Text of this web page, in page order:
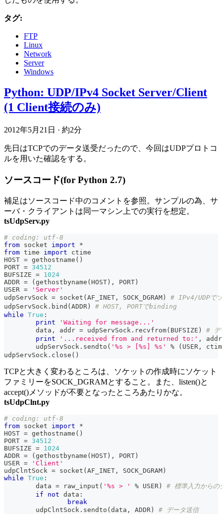
タグ:
FTP
Linux
Network
Server
Windows
Python: UDP/IPv4 Socket Server/Client
(1 Client接続のみ)
2012年5月21日 · 約2分
先日はTCPでのデータ送受だったので、今回はUDPプロトコ
ルを用いた確認をする。
ソースコード(for Python 2.7)
補足はソースコード中のコメントを参照。サンプルの為、サ
ーバ・クライアントは同一マシン上での実行を想定。
tsUdpServ.py
# coding: utf-8
from socket import
*
from time import ctime
HOST = gethostname ( )
PORT = 34512
BUFSIZE = 1024
ADDR = ( gethostbyname ( HOST ) , PORT )
USER =
'Server'
udpServSock = socket ( AF_INET , SOCK_DGRAM )
# IPv4/UDPで
udpServSock . bind ( ADDR )
# HOST, PORTでbinding
while True :
print
'Waiting for message...'
	data
, addr = udpServSock . recvfrom( BUFSIZE )
# デ
print
'...received from and returned to:' ,
addr
	udpServSock
. sendto ( '%s > [%s] %s' % ( USER ,
udpServSock . close ( )
TCPと大きく変わるところは、ソケットの作成時にソケット
ファミリーをSOCK_DGRAMとすること。また、listen()と
accept()メソッドが不要となったところあたりかな。
tsUdpClnt.py
# coding: utf-8
from socket import
*
HOST = gethostname ( )
PORT = 34512
BUFSIZE = 1024
ADDR = ( gethostbyname ( HOST ) , PORT )
USER =
'Client'
udpClntSock = socket ( AF_INET , SOCK_DGRAM )
while True :
	data
= raw_input ( '%s > ' % USER )
# 標準入力からの
if
not data :
break
	udpClntSock
. sendto ( data , ADDR )
# データ送信